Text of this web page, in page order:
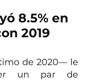
8.5% en
2019
de 2020— le
un par de